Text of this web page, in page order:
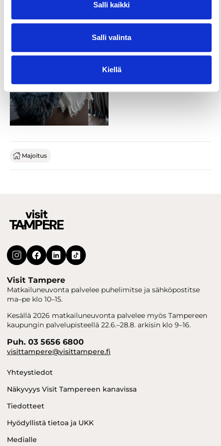
Salli kaikki
Salli valinta
Kiellä
Majoitus
Visit Tampere
Matkailuneuvonta palvelee puhelimitse ja sähköpostitse
ma–pe klo 10–15.
Kesällä 2026 matkailuneuvonta palvelee myös Tampereen
kaupungin palvelupisteellä 22.6.–28.8. arkisin klo 9–16.
Puh. 03 5656 6800
visittampere@visittampere.fi
Yhteystiedot
Näkyvyys Visit Tampereen kanavissa
Tiedotteet
Hyödyllistä tietoa ja UKK
Medialle